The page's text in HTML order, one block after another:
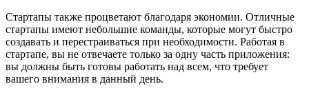
Стартапы также процветают благодаря экономии. Отличные
стартапы имеют небольшие команды, которые могут быстро
создавать и перестраиваться при необходимости. Работая в
стартапе, вы не отвечаете только за одну часть приложения:
вы должны быть готовы работать над всем, что требует
вашего внимания в данный день.